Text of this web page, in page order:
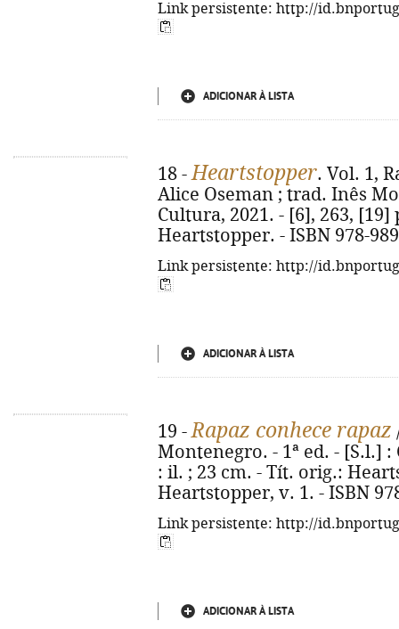
Link persistente: http://
ADICIONAR À LISTA
18 -Heartstopper. Vol. 1,
Alice Oseman ; trad. Inês
Cultura, 2021. - [6], 263,
Heartstopper. - ISBN 978-
Link persistente: http://
ADICIONAR À LISTA
19 -Rapaz conhece rapaz
Montenegro. - 1ª ed. - [S.l.]
: il. ; 23 cm. - Tít. orig.:
Heartstopper, v. 1. - ISBN
Link persistente: http://
ADICIONAR À LISTA